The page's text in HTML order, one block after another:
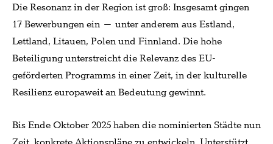
Die Resonanz in der Region ist groß: Insgesamt gingen
17 Bewerbungen ein – unter anderem aus Estland,
Lettland, Litauen, Polen und Finnland. Die hohe
Beteiligung unterstreicht die Relevanz des EU-
geförderten Programms in einer Zeit, in der kulturelle
Resilienz europaweit an Bedeutung gewinnt.
Bis Ende Oktober 2025 haben die nominierten Städte nun